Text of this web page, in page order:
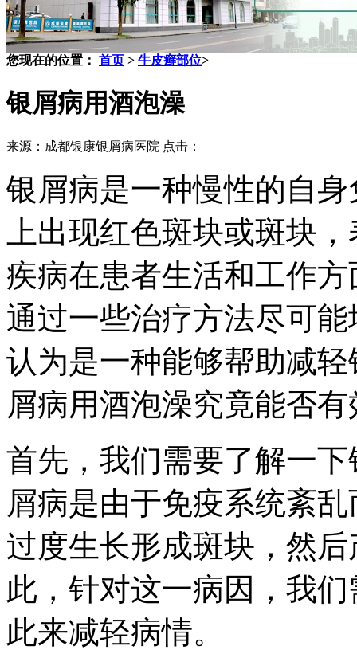
您现在的位置： 首页 > 牛皮癣部位>
银屑病用酒泡澡
来源：成都银康银屑病医院 点击：
银屑病是一种慢性的自
上出现红色斑块或斑块
疾病在患者生活和工作
通过一些治疗方法尽可
认为是一种能够帮助减
屑病用酒泡澡究竟能否有
首先，我们需要了解一
屑病是由于免疫系统紊
过度生长形成斑块，然
此，针对这一病因，我
此来减轻病情。